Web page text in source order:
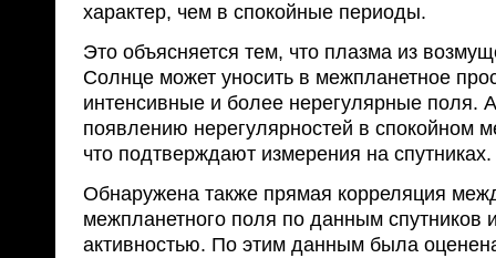
характер, чем в спокойные периоды.
Это объясняется тем, что плазма из
Солнце может уносить в межпланетное
интенсивные и более нерегулярные поля.
появлению нерегулярностей в спокойном
что подтверждают измерения на спут­никах.
Обнаружена также прямая корреляция
межпланетного поля по данным спутников
активностью. По этим данным была